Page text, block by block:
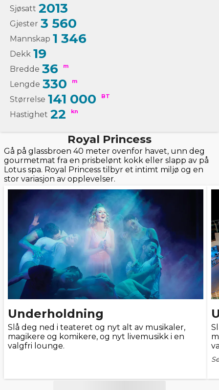
Sjøsatt 2013
Gjester 3 560
Mannskap 1 346
Dekk 19
Bredde 36 m
Lengde 330 m
Størrelse 141 000 BT
Hastighet 22 kn
Royal Princess
Gå på glassbroen 40 meter ovenfor havet, unn deg
gourmetmat fra en prisbelønt kokk eller slapp av på
Lotus spa. Royal Princess tilbyr et intimt miljø og en
stor variasjon av opplevelser.
Underholdning
Slå deg ned i teateret og nyt alt av musikaler,
magikere og komikere, og nyt livemusikk i en
valgfri lounge.